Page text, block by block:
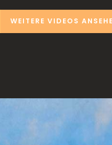
WEITERE VIDEOS